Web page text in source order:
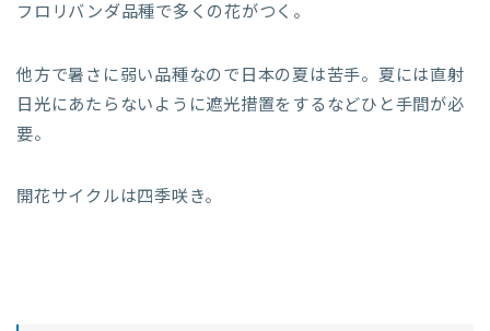
フロリバンダ品種で多くの花がつく。
他方で暑さに弱い品種なので日本の夏は苦手。夏には直射
日光にあたらないように遮光措置をするなどひと手間が必
要。
開花サイクルは四季咲き。